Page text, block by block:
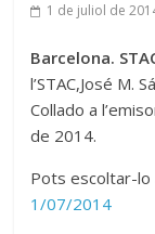
1 de juliol de
Barcelona.
l’STAC,José M.
Collado a
de 2014.
Pots escoltar-lo
1/07/2014